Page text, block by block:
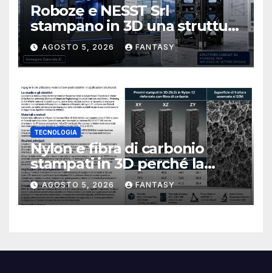
Roboze e NESST Srl
stampano in 3D una struttura
CubeSat 3U in Carbon PEEK
AGOSTO 5, 2026 FANTASY
TECNOLOGIA
Nylon e fibra di carbonio
stampati in 3D perché la
resistenza agli urti dipende
dal processo
AGOSTO 5, 2026 FANTASY